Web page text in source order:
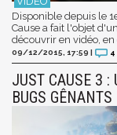
Disponible depuis le
Cause a fait l'objet
découvrir en vidéo,
09/12/2015, 17:59 | 4
JUST CAUSE 3 :
BUGS GÊNANTS